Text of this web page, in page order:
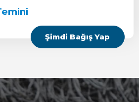
Şimdi Bağış Yap